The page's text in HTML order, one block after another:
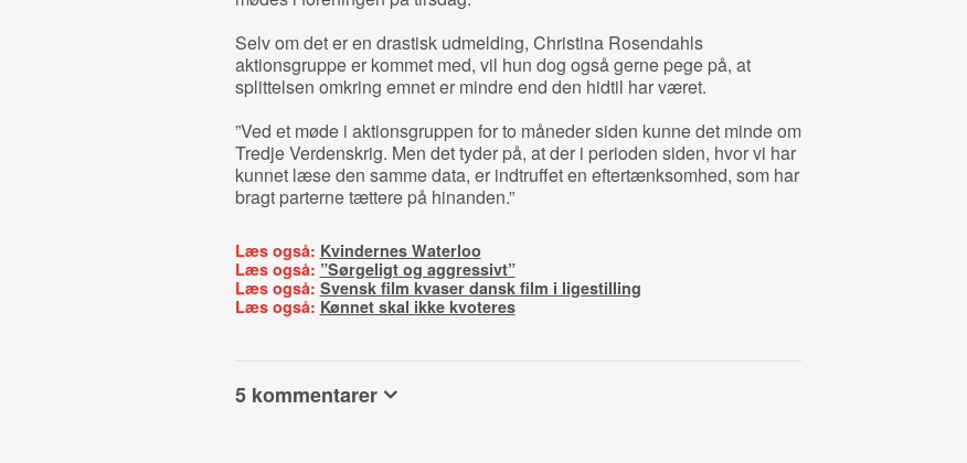
Selv om det er en drastisk udmelding, Christina Rosendahls
aktionsgruppe er kommet med, vil hun dog også gerne pege på, at
splittelsen omkring emnet er mindre end den hidtil har været.
”Ved et møde i aktionsgruppen for to måneder siden kunne det minde om
Tredje Verdenskrig. Men det tyder på, at der i perioden siden, hvor vi har
kunnet læse den samme data, er indtruffet en eftertænksomhed, som har
bragt parterne tættere på hinanden.”
Læs også: Kvindernes Waterloo
Læs også: ”Sørgeligt og aggressivt”
Læs også: Svensk film kvaser dansk film i ligestilling
Læs også: Kønnet skal ikke kvoteres
5 kommentarer